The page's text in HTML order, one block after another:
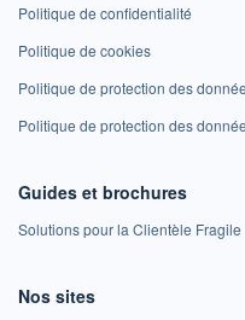
Politique de confidentialité
Politique de cookies
Politique de protection des
Politique de protection des
Guides et brochures
Solutions pour la Clientèle Fragile
Nos sites